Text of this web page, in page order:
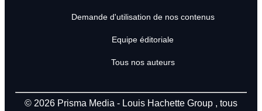
Demande d'utilisation de nos contenus
Equipe éditoriale
Tous nos auteurs
© 2026 Prisma Media - Louis Hachette Group , tous